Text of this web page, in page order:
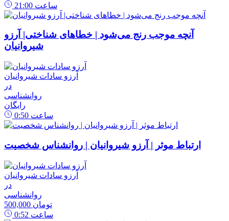
21:00 ساعت
آنچه موجب رنج می‌شود | خطاهای شناختی| آرزو
شیروانیان
آرزو سادات شیروانیان
در
روانشناسی
رایگان
0:50 ساعت
ارتباط موثر | آرزو شیروانیان | روانشناس شخصیت
آرزو سادات شیروانیان
در
روانشناسی
500,000 تومان
0:52 ساعت